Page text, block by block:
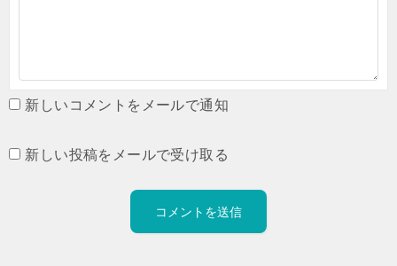
新しいコメントをメールで通知
新しい投稿をメールで受け取る